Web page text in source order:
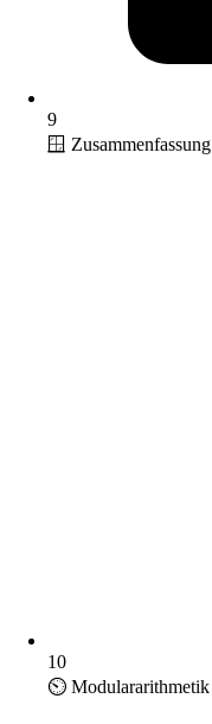
9
🪟 Zusammenfassung
10
⏲️ Modulararithmetik